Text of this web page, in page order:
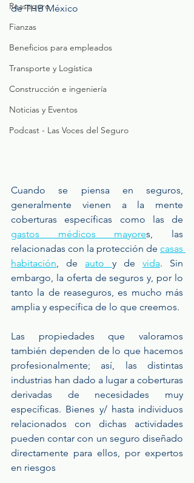
Reaseguro
Fianzas
Beneficios para empleados
Transporte y Logística
Construcción e ingeniería
Noticias y Eventos
Podcast - Las Voces del Seguro
de THB México
Cuando se piensa en seguros,
generalmente vienen a la mente
gastos médicos mayores, las
relacionadas con la protección de casas
habitación, de auto y de vida. Sin
embargo, la oferta de seguros y, por lo
tanto la de reaseguros, es mucho más
amplia y específica de lo que creemos.
Las propiedades que valoramos
también dependen de lo que hacemos
profesionalmente; así, las distintas
industrias han dado a lugar a coberturas
derivadas de necesidades muy
específicas. Bienes y/ hasta individuos
relacionados con dichas actividades
pueden contar con un seguro diseñado
directamente para ellos, por expertos
en riesgos